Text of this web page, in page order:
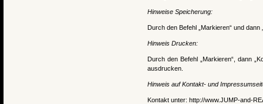
Hinweise Speicherung:
Durch den Befehl „Markieren“ und
Hinweis Drucken:
Durch den Befehl „Markieren“, dann
ausdrucken.
Hinweis auf Kontakt- und
Kontakt unter: http://www.JUMP-and-